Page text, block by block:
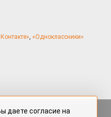
, «Одноклассники»
даете согласие на